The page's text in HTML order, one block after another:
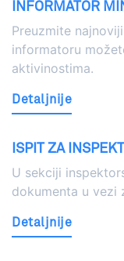
INFORMATOR
Preuzmite
informatoru
aktivinostima.
Detaljnije
ISPIT ZA
U sekciji
dokumenta u vezi
Detaljnije